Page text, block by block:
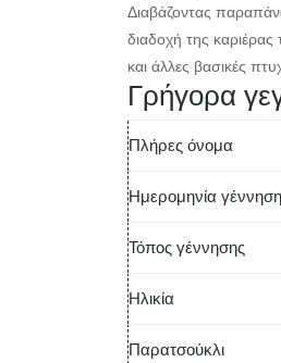
Διαβάζοντας
διαδοχή της
και άλλες βασικές
Γρήγορα
Πλήρες όνομα
Ημερομηνία
Τόπος γέννησης
Ηλικία
Παρατσούκλι